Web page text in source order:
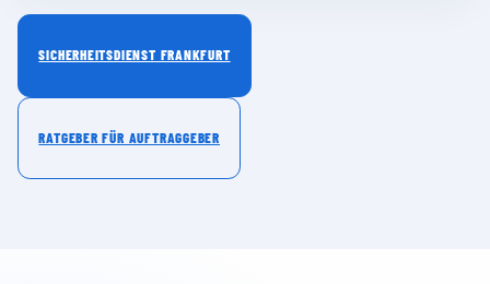
SICHERHEITSDIENST FRANKFURT
RATGEBER FÜR AUFTRAGGEBER